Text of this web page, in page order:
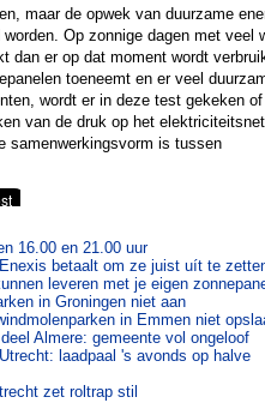
maar de opwek van duurzame
Op zonnige dagen met veel
dan er op dat moment wordt
toeneemt en er veel
wordt er in deze test gekeken
van de druk op het
samenwerkingsvorm is tussen
16.00 en 21.00 uur
betaalt om ze juist uít te
leveren met je eigen
in Groningen niet aan
in Emmen niet
Almere: gemeente vol ongeloof
laadpaal 's avonds op halve
zet roltrap stil